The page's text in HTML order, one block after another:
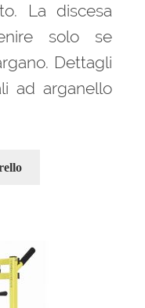
La discesa
solo se
Dettagli
ad arganello